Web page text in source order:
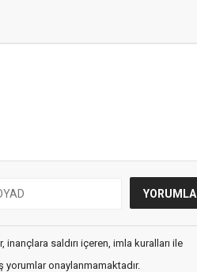
saldırı içeren, imla kuralları ile
yorumlar onaylanmamaktadır.